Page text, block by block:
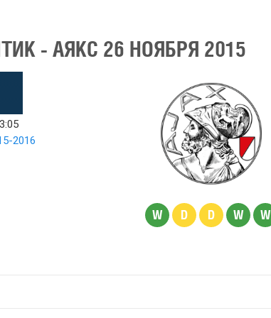
- АЯКС 26 НОЯБРЯ 2015
2016
W D D W W